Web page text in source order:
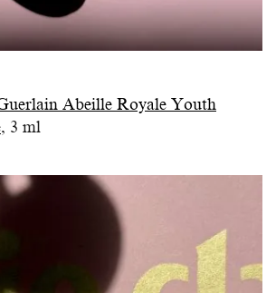
Abeille Royale Youth
, 3 ml